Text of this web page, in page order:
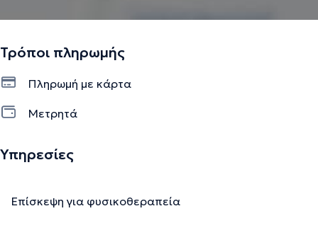
Τρόποι πληρωμής
Πληρωμή με κάρτα
Μετρητά
Υπηρεσίες
Επίσκεψη για φυσικοθεραπεία